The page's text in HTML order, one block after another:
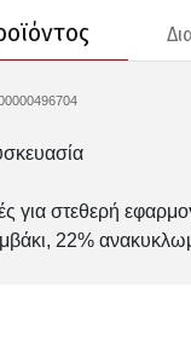
για στεθερή
22%